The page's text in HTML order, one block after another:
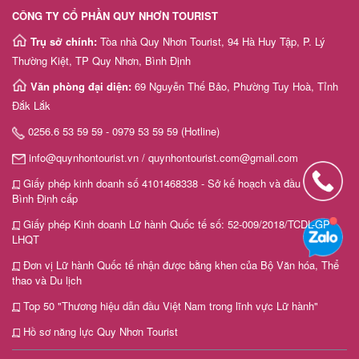
CÔNG TY CỔ PHẦN QUY NHƠN TOURIST
Trụ sở chính: Tòa nhà Quy Nhơn Tourist, 94 Hà Huy Tập, P. Lý
Thường Kiệt, TP Quy Nhơn, Bình Định
Văn phòng đại diện: 69 Nguyễn Thế Bảo, Phường Tuy Hoà, Tỉnh
Đắk Lắk
0256.6 53 59 59 - 0979 53 59 59 (Hotline)
info@quynhontourist.vn / quynhontourist.com@gmail.com
Giấy phép kinh doanh số 4101468338 - Sở kế hoạch và đầu tư tỉnh
Bình Định cấp
Giấy phép Kinh doanh Lữ hành Quốc tế số: 52-009/2018/TCDL-GP
LHQT
Đơn vị Lữ hành Quốc tế nhận được bằng khen của Bộ Văn hóa, Thể
thao và Du lịch
Top 50 "Thương hiệu dẫn đầu Việt Nam trong lĩnh vực Lữ hành"
Hồ sơ năng lực Quy Nhơn Tourist